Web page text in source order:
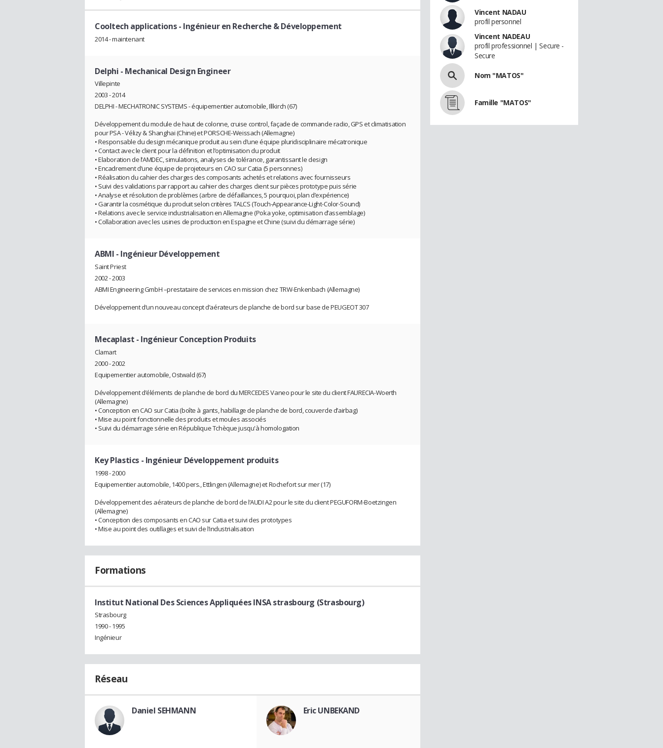
Cooltech applications- Ingénieur en Recherche & Développement
2014 - maintenant
Delphi - Mechanical Design Engineer
Villepinte
2003 - 2014
DELPHI - MECHATRONIC SYSTEMS - équipementier automobile, Illkirch (67)
Développement du module de haut de colonne, cruise control, façade de commande radio, GPS et climatisation
pour PSA - Vélizy & Shanghai (Chine) et PORSCHE-Weissach (Allemagne)
• Responsable du design mécanique produit au sein d’une équipe pluridisciplinaire mécatronique
• Contact avec le client pour la définition et l’optimisation du produit
• Elaboration de l’AMDEC, simulations, analyses de tolérance, garantissant le design
• Encadrement d’une équipe de projeteurs en CAO sur Catia (5 personnes)
• Réalisation du cahier des charges des composants achetés et relations avec fournisseurs
• Suivi des validations par rapport au cahier des charges client sur pièces prototype puis série
• Analyse et résolution de problèmes (arbre de défaillances, 5 pourquoi, plan d’expérience)
• Garantir la cosmétique du produit selon critères TALCS (Touch-Appearance-Light-Color-Sound)
• Relations avec le service industrialisation en Allemagne (Poka yoke, optimisation d’assemblage)
• Collaboration avec les usines de production en Espagne et Chine (suivi du démarrage série)
ABMI - Ingénieur Développement
Saint Priest
2002 - 2003
ABMI Engineering GmbH –prestataire de services en mission chez TRW-Enkenbach (Allemagne)
Développement d’un nouveau concept d’aérateurs de planche de bord sur base de PEUGEOT 307
Mecaplast - Ingénieur Conception Produits
Clamart
2000 - 2002
Equipementier automobile, Ostwald (67)
Développement d’éléments de planche de bord du MERCEDES Vaneo pour le site du client FAURECIA-Woerth
(Allemagne)
• Conception en CAO sur Catia (boîte à gants, habillage de planche de bord, couvercle d’airbag)
• Mise au point fonctionnelle des produits et moules associés
• Suivi du démarrage série en République Tchèque jusqu'à homologation
Key Plastics- Ingénieur Développement produits
1998 - 2000
Equipementier automobile, 1400 pers., Ettlingen (Allemagne) et Rochefort sur mer (17)
Développement des aérateurs de planche de bord de l’AUDI A2 pour le site du client PEGUFORM-Boetzingen
(Allemagne)
• Conception des composants en CAO sur Catia et suivi des prototypes
• Mise au point des outillages et suivi de l’industrialisation
Formations
Institut National Des Sciences Appliquées INSA strasbourg (Strasbourg)
Strasbourg
1990 - 1995
Ingénieur
Réseau
Daniel SEHMANN Eric UNBEKAND
Vincent NADAU
profil personnel
Vincent NADEAU
profil professionnel | Secure -
Secure
Nom "MATOS"
Famille "MATOS"